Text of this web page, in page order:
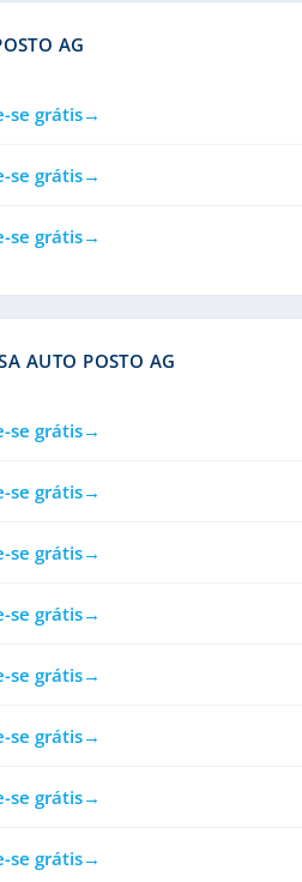
AG
se grátis
se grátis
se grátis
AUTO POSTO AG
se grátis
se grátis
se grátis
se grátis
se grátis
se grátis
se grátis
se grátis